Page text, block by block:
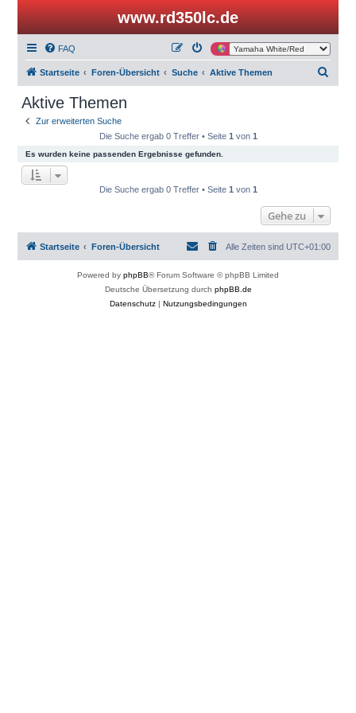
www.rd350lc.de
FAQ
Startseite Foren-Übersicht Suche Aktive Themen
Aktive Themen
Zur erweiterten Suche
Die Suche ergab 0 Treffer • Seite 1 von 1
Es wurden keine passenden Ergebnisse gefunden.
Die Suche ergab 0 Treffer • Seite 1 von 1
Gehe zu
Startseite Foren-Übersicht Alle Zeiten sind UTC+01:00
Powered by phpBB® Forum Software © phpBB Limited
Deutsche Übersetzung durch phpBB.de
Datenschutz| Nutzungsbedingungen